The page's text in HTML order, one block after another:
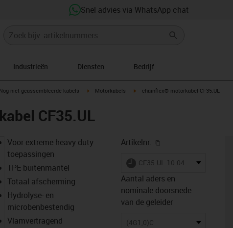
Snel advies via WhatsApp chat
Industrieën Diensten Bedrijf
icon-arrow-right
Nog niet geassembleerde kabels igus-icon-arrow-right
Motorkabels igus-icon-arrow-right
chainflex® motorkabel CF35.UL
CF35.UL
Voor extreme heavy duty
toepassingen
TPE buitenmantel
Totaal afscherming
Hydrolyse- en
microbenbestendig
Vlamvertragend
Artikelnr.
igus-icon-lieferzeit
CF35.UL.10.04
Aantal aders en
nominale doorsnede
van de geleider
(4G1,0)C